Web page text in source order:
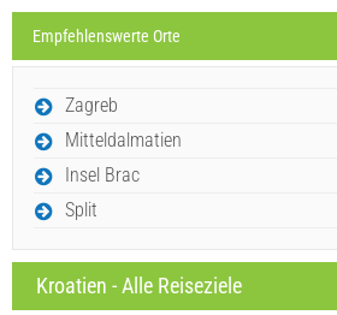
Empfehlenswerte Orte
Zagreb
Mitteldalmatien
Insel Brac
Split
Kroatien - Alle Reiseziele